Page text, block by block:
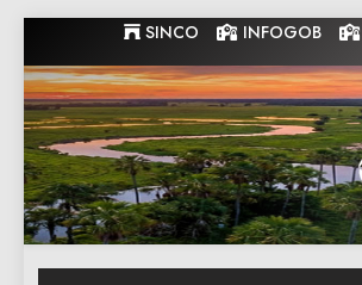
to
content
SINCO INFOGOB
de